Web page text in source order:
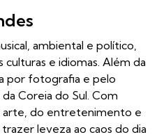
ambiental e político,
e idiomas. Além da
por fotografia e pelo
Coreia do Sul. Com
arte, do entretenimento e
leveza ao caos do dia